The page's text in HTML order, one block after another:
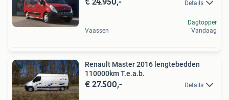
Details
Vaassen
Dagtopper
Vandaag
Renault Master 2016 lengtebedden
110000km T.e.a.b.
€ 27.500,- Details